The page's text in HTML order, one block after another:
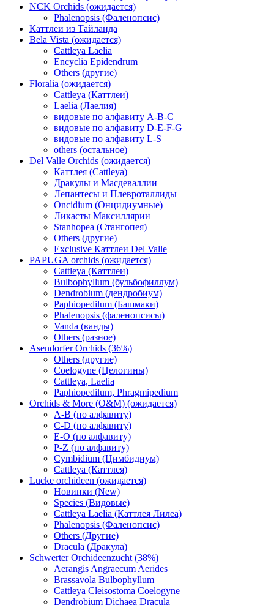
NCK Orchids (ожидается)
Phalenopsis (Фаленопсис)
Каттлеи из Тайланда
Bela Vista (ожидается)
Cattleya Laelia
Encyclia Epidendrum
Others (другие)
Floralia (ожидается)
Cattleya (Каттлеи)
Laelia (Лаелия)
видовые по алфавиту A-B-C
видовые по алфавиту D-E-F-G
видовые по алфавиту L-S
others (остальное)
Del Valle Orchids (ожидается)
Каттлея (Cattleya)
Дракулы и Масдеваллии
Лепантесы и Плевроталлиды
Oncidium (Онцидиумные)
Ликасты Максиллярии
Stanhopea (Стангопея)
Others (другие)
Exclusive Каттлеи Del Valle
PAPUGA orchids (ожидается)
Cattleya (Каттлеи)
Bulbophyllum (бульбофиллум)
Dendrobium (дендробиум)
Paphiopedilum (Башмаки)
Phalenopsis (фаленопсисы)
Vanda (ванды)
Others (разное)
Asendorfer Orchids (36%)
Others (другие)
Coelogyne (Целогины)
Cattleya, Laelia
Paphiopedilum, Phragmipedium
Orchids & More (O&M) (ожидается)
A-B (по алфавиту)
C-D (по алфавиту)
E-O (по алфавиту)
P-Z (по алфавиту)
Cymbidium (Цимбидиум)
Cattleya (Каттлея)
Lucke orchideen (ожидается)
Новинки (New)
Species (Видовые)
Cattleya Laelia (Каттлея Лилеа)
Phalenopsis (Фаленопсис)
Others (Другие)
Dracula (Дракула)
Schwerter Orchideenzucht (38%)
Aerangis Angraecum Aerides
Brassavola Bulbophyllum
Cattleya Cleisostoma Coelogyne
Dendrobium Dichaea Dracula